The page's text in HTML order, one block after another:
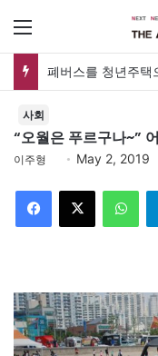
사회
“오월은 푸르구나~”
이주형 May 2, 2019